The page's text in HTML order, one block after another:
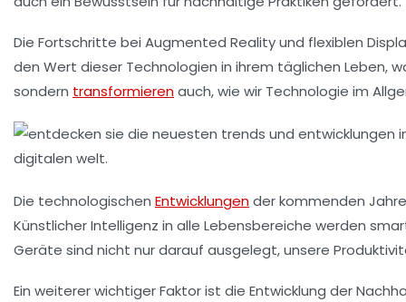
Die Fortschritte bei Augmented Realityund flexiblen
den Wert dieser Technologien in ihrem täglichen Leben,
sondern transformierenauch, wie wir Technologie im
Die technologischen Entwicklungender kommenden
Künstlicher Intelligenz in alle Lebensbereiche werden
Geräte sind nicht nur darauf ausgelegt, unsere
Ein weiterer wichtiger Faktor ist die Entwicklung der